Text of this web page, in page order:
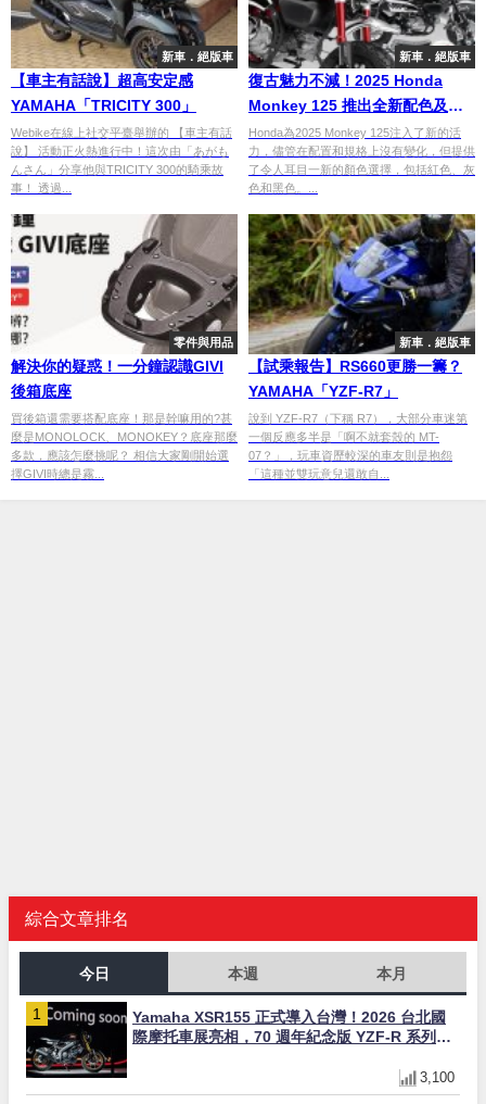
新車．絕版車
【車主有話說】超高安定感
YAMAHA「TRICITY 300」
Webike在線上社交平臺舉辦的 【車主有話
說】 活動正火熱進行中！這次由「あがも
んさん」分享他與TRICITY 300的騎乘故
事！ 透過...
新車．絕版車
復古魅力不減！2025 Honda
Monkey 125 推出全新配色及多
樣化配件
Honda為2025 Monkey 125注入了新的活
力，儘管在配置和規格上沒有變化，但提供
了令人耳目一新的顏色選擇，包括紅色、灰
色和黑色。...
零件與用品
解決你的疑惑！一分鐘認識GIVI
後箱底座
買後箱還需要搭配底座！那是幹嘛用的?甚
麼是MONOLOCK、MONOKEY？底座那麼
多款，應該怎麼挑呢？ 相信大家剛開始選
擇GIVI時總是霧...
新車．絕版車
【試乘報告】RS660更勝一籌？
YAMAHA「YZF-R7」
說到 YZF-R7（下稱 R7），大部分車迷第
一個反應多半是「啊不就套殼的 MT-
07？」，玩車資歷較深的車友則是抱怨
「這種並雙玩意兒還敢自...
綜合文章排名
今日 本週 本月
Yamaha XSR155 正式導入台灣！2026 台北國
際摩托車展亮相，70 週年紀念版 YZF-R 系列限
3,100